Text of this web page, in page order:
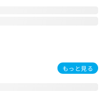
もっと見る